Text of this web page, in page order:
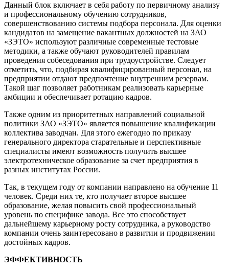
Данный блок включает в себя работу по первичному анализу
и профессиональному обучению сотрудников,
совершенствованию системы подбора персонала. Для оценки
кандидатов на замещение вакантных должностей на ЗАО
«ЗЭТО» используют различные современные тестовые
методики, а также обучают руководителей правилам
проведения собеседования при трудоустройстве. Следует
отметить, что, подбирая квалифицированный персонал, на
предприятии отдают предпочтение внутренним резервам.
Такой шаг позволяет работникам реализовать карьерные
амбиции и обеспечивает ротацию кадров.
Также одним из приоритетных направлений социальной
политики ЗАО «ЗЭТО» является повышение квалификации
коллектива заводчан. Для этого ежегодно по приказу
генерального директора старательные и перспективные
специалисты имеют возможность получить высшее
электротехническое образование за счет предприятия в
разных институтах России.
Так, в текущем году от компании направлено на обучение 11
человек. Среди них те, кто получает второе высшее
образование, желая повысить свой профессиональный
уровень по специфике завода. Все это способствует
дальнейшему карьерному росту сотрудника, а руководство
компании очень заинтересовано в развитии и продвижении
достойных кадров.
ЭФФЕКТИВНОСТЬ